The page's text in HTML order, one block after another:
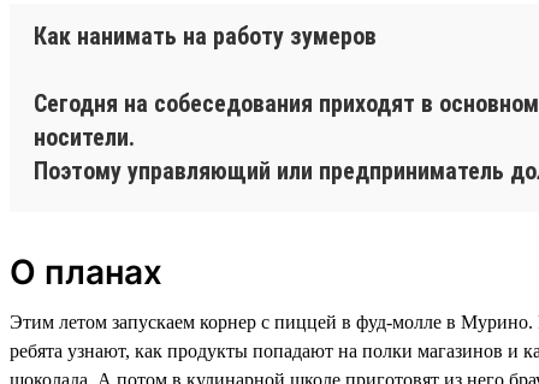
Как нанимать на работу зумеров
Сегодня на собеседования приходят в
носители.
Поэтому управляющий или предприниматель
О планах
Этим летом запускаем корнер с пиццей в фуд-молле в
ребята узнают, как продукты попадают на полки магазинов и
шоколада. А потом в кулинарной школе приготовят из него